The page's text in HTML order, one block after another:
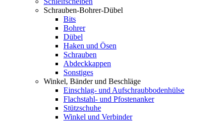
Schrauben-Bohrer-Dübel
Bits
Bohrer
Dübel
Haken und Ösen
Schrauben
Abdeckkappen
Sonstiges
Winkel, Bänder und Beschläge
Einschlag- und Aufschraubbodenhülse
Flachstahl- und Pfostenanker
Stützschuhe
Winkel und Verbinder